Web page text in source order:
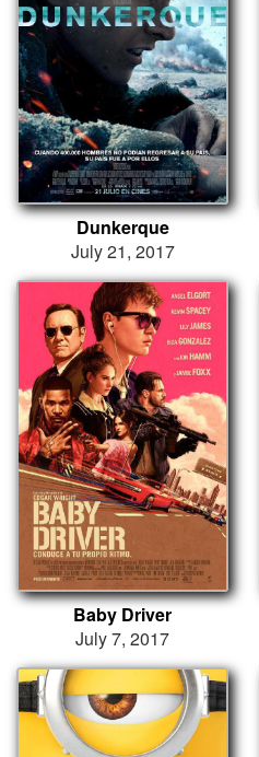
Dunkerque
July 21, 2017
Baby Driver
July 7, 2017